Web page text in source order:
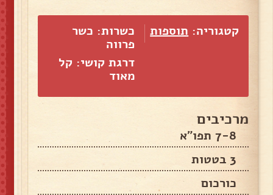
קטגוריה: תוספות
כשרות: כשר
פרווה
דרגת קושי: קל
מאוד
מרכיבים
7-8 תפו"א
3 בטטות
כורכום